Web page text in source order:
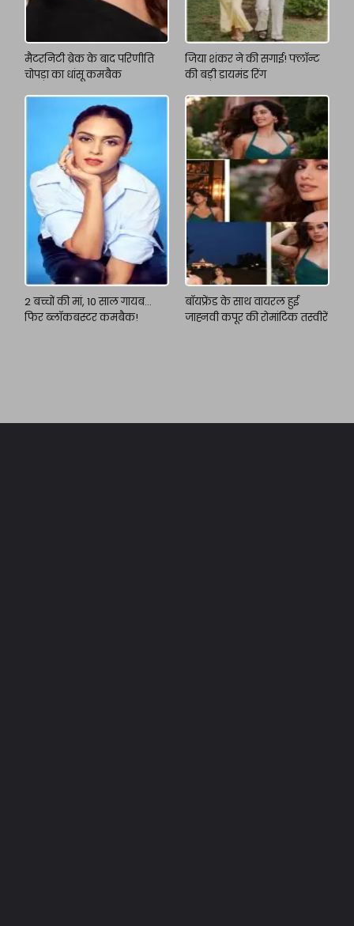
मैटरनिटी ब्रेक के बाद परिणीति
चोपड़ा का धांसू कमबैक
जिया शंकर ने की सगाई! फ्लॉन्ट
की बड़ी डायमंड रिंग
2 बच्चों की मां, 10 साल गायब…
फिर ब्लॉकबस्टर कमबैक!
बॉयफ्रेंड के साथ वायरल हुई
जाह्नवी कपूर की रोमांटिक तस्वीरें